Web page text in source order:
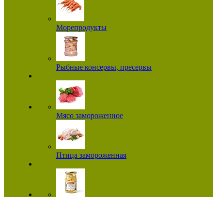
Морепродукты
Рыбные консервы, пресервы
Мясо замороженное
Птица замороженная